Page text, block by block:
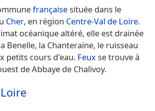
françaisesituée dans le
Cher, en région Centre-Val de Loire.
océanique altéré, elle est drainée
Benelle, la Chanteraine, le ruisseau
petits cours d'eau. Feux se trouve à
de Abbaye de Chalivoy.